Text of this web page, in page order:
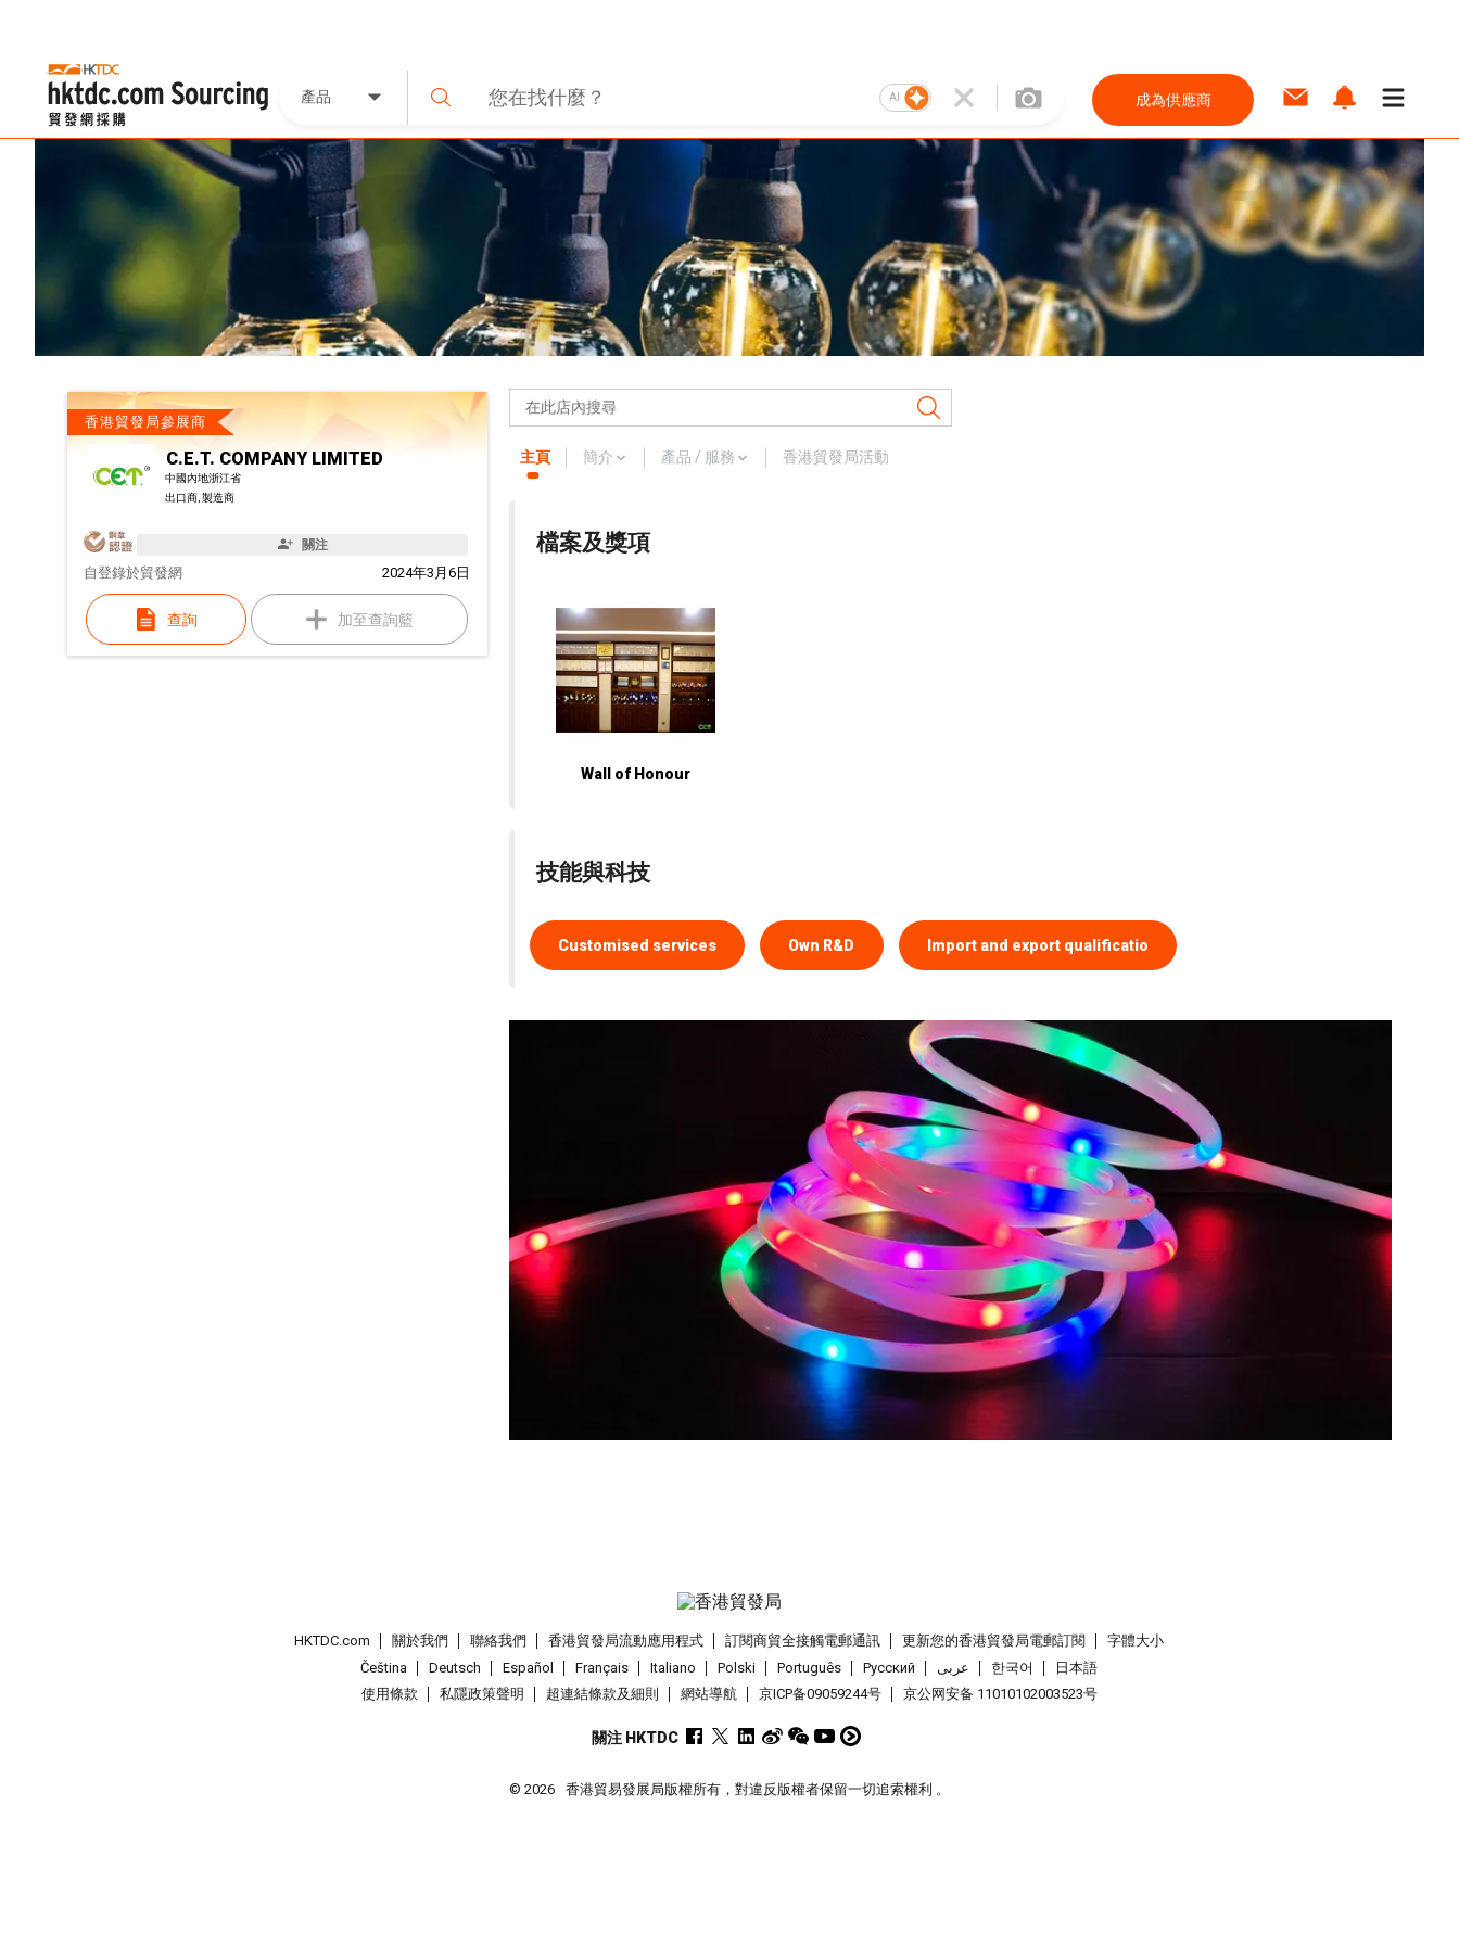
產品 AI 成為供應商
香港貿發局參展商
C.E.T. COMPANY LIMITED
中國內地浙江省
出口商, 製造商
關注
自 2024年3月6日
登錄於貿發網
查詢 加至查詢籃
主頁 簡介 產品 / 服務 香港貿發局活動
檔案及獎項
Wall of Honour
技能與科技
Customised services Own R&D Import and export qualificatio
HKTDC.com 關於我們 聯絡我們 香港貿發局流動應用程式 訂閱商貿全接觸電郵通訊 更新您的香港貿發局電郵訂閱
字體大小
Čeština
Deutsch Español Français Italiano Polski Português Pусский عربى 한국어
日本語
使用條款
私隱政策聲明 超連結條款及細則 網站導航 京ICP备09059244号 京公网安备 11010102003523号
關注 HKTDC
© 2026 香港貿易發展局版權所有，對違反版權者保留一切追索權利 。